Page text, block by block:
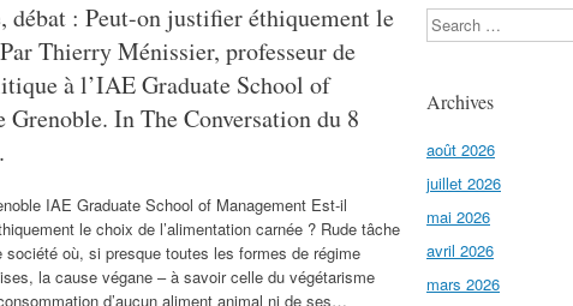
débat : Peut-on justifier éthiquement le
Thierry Ménissier, professeur de
à l’IAE Graduate School of
Grenoble. In The Conversation du 8
IAE Graduate School of Management Est-il
le choix de l’alimentation carnée ? Rude tâche
société où, si presque toutes les formes de régime
la cause végane – à savoir celle du végétarisme
d’aucun aliment animal ni de ses…
Search
Archives
août 2026
juillet 2026
mai 2026
avril 2026
mars 2026